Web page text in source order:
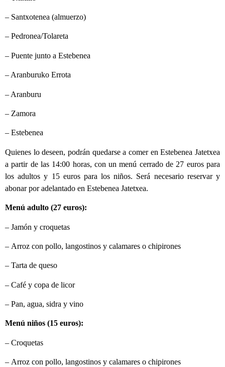
– Santxotenea (almuerzo)
– Pedronea/Tolareta
– Puente junto a Estebenea
– Aranburuko Errota
– Aranburu
– Zamora
– Estebenea
Quienes lo deseen, podrán quedarse a comer en Estebenea Jatetxea
a partir de las 14:00 horas, con un menú cerrado de 27 euros para
los adultos y 15 euros para los niños. Será necesario reservar y
abonar por adelantado en Estebenea Jatetxea.
Menú adulto (27 euros):
– Jamón y croquetas
– Arroz con pollo, langostinos y calamares o chipirones
– Tarta de queso
– Café y copa de licor
– Pan, agua, sidra y vino
Menú niños (15 euros):
– Croquetas
– Arroz con pollo, langostinos y calamares o chipirones